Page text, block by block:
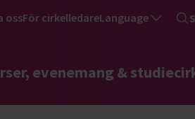
ossFör cirkelledareLanguage
evenemang &